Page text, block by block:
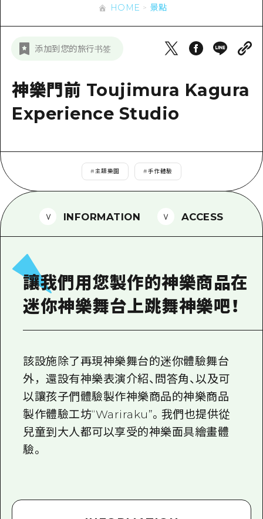
夜晚生活
標準
歷史·文化
自然
宮島周邊
短途旅行
半天
1晚2天
2晚3天
東山口
超值遊覽門票
行李寄存及運送服務
面向外國遊客的街角旅遊信息中心
照片下載
災難發生期間的交通資訊
新聞
HOME 景點
添加到您的旅行书签
神樂門前 Toujimura Kagura
Experience Studio
#主題樂園 #手作體驗
INFORMATION ACCESS
讓我們用您製作的神樂商品在
迷你神樂舞台上跳舞神樂吧！
該設施除了再現神樂舞台的迷你體驗舞台
外，還設有神樂表演介紹、問答角、以及可
以讓孩子們體驗製作神樂商品的神樂商品
製作體驗工坊“Wariraku”。我們也提供從
兒童到大人都可以享受的神樂面具繪畫體
驗。